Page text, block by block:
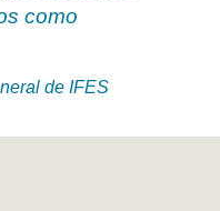
como
de IFES